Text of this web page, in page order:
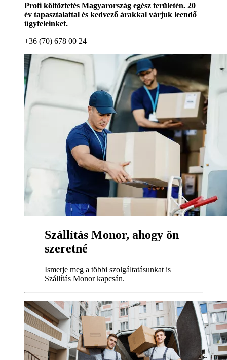
Profi költöztetés Magyarország egész területén. 20
év tapasztalattal és kedvező árakkal várjuk leendő
ügyfeleinket.
+36 (70) 678 00 24
Szállítás Monor, ahogy ön
szeretné
Ismerje meg a többi szolgáltatásunkat is
Szállítás Monor kapcsán.